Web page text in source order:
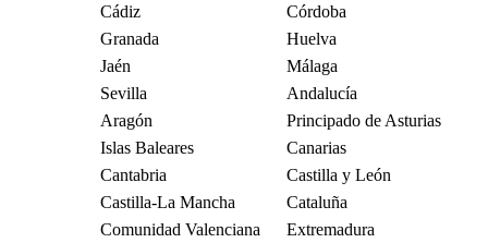
Cádiz
Córdoba
Granada
Huelva
Jaén
Málaga
Sevilla
Andalucía
Aragón
Principado de Asturias
Islas Baleares
Canarias
Cantabria
Castilla y León
Castilla-La Mancha
Cataluña
Comunidad Valenciana
Extremadura